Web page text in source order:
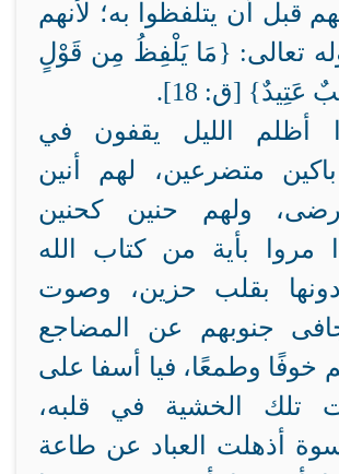
قبل أن يتلفظوا به؛ لأنهم
تعالى: {مَا يَلْفِظُ مِن قَوْلٍ
عَتِيدٌ} [ق: 18].
أظلم الليل يقفون في
متضرعين، لهم أنين
ولهم حنين كحنين
مروا بأية من كتاب الله
بقلب حزين، وصوت
جنوبهم عن المضاجع
خوفًا وطمعًا، فيا أسفا على
الخشية في قلبه،
أذهلت العباد عن طاعة